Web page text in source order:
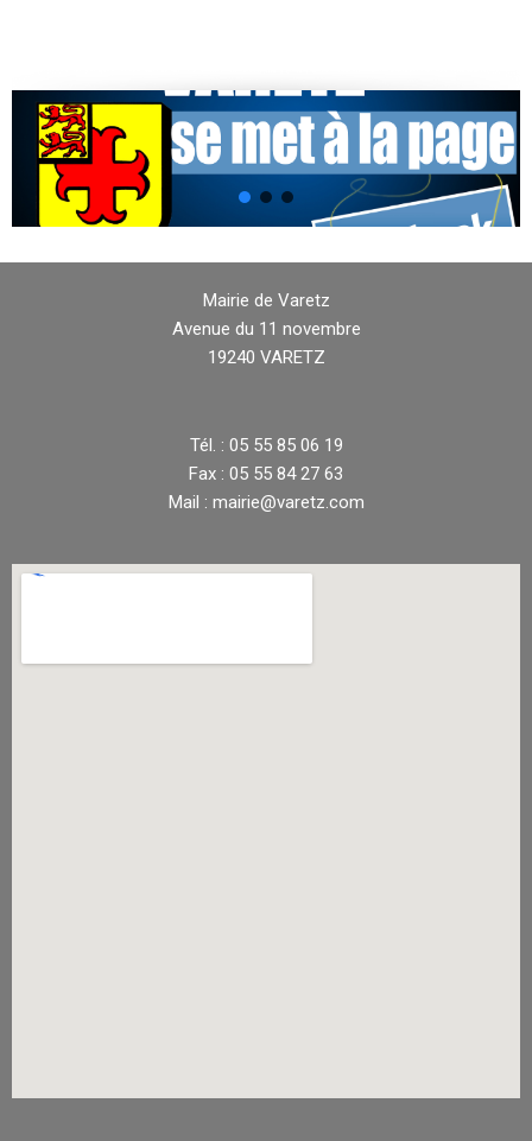
Mairie de Varetz
Avenue du 11 novembre
19240 VARETZ
Tél. : 05 55 85 06 19
Fax : 05 55 84 27 63
Mail : mairie@varetz.com